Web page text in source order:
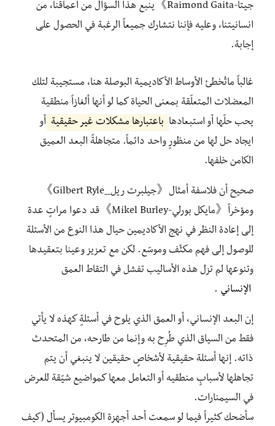
جيتا-Raimond Gaita》ينبع هذا السؤال من أعماقنا، من
انسانيتنا، وعليه فإننا نتشارك جميعاً الرغبة في الحصول علی
إجابة.
غالباً ماتُخطئ الأوساط الأكاديمية البوصلة هنا، مستجيبة لتلك
المعضلات المتعلّقة بمعنى الحياة كما لو أنها ألغازاً منطقية
يحب حلّها أو استبعادها باعتبارها مشكلات غير حقيقية أو
ايجاد حل لها من منظورٍ واحد دائماً. متجاهلةً البعد العميق
الكامن خلفها.
صحيح أن فلاسفة أمثال《جيلبرت ريل_Gilbert Ryle》
ومؤخراً《مايكل بورلي-Mikel Burley》قد دعوا مراتٍ عدة
إلی إعادة النظر في نهج الأكاديمين حيال هذا النوع من الأسئلة
للوصول إلی فهم مكثّف وموسّع. لكن مع تعزيز وعينا بتعقيدها
وتنوعها لم تزل هذه الأساليب تفشل في التقاط العمق
الإنساني .
إن البعد الإنساني، أو العمق الذي يلوح في أسئلةٍ كهذه لا يأتي
فقط من السياق الذي طُرِح به وإنما من طارحه، من المتحدث
ذاته. إنها أسئلة حقيقية لأشخاصٍ حقيقين لا ينبغي أن يتم
تجاهلها لأسبابٍ منطقيه أو التعامل معها كمواضيع شيّقة للعرض
في السيمنارات.
سأضحك كثيراً فيما لو سمعت أحد أجهزة الكومبيوتر يسأل (كيف